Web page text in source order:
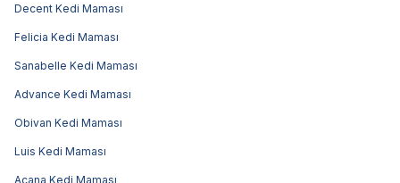
Decent Kedi Maması
Felicia Kedi Maması
Sanabelle Kedi Maması
Advance Kedi Maması
Obivan Kedi Maması
Luis Kedi Maması
Acana Kedi Maması